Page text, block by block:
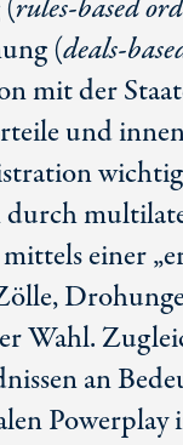
rules-based
(deals-
mit der
und
einer
Wahl.
an